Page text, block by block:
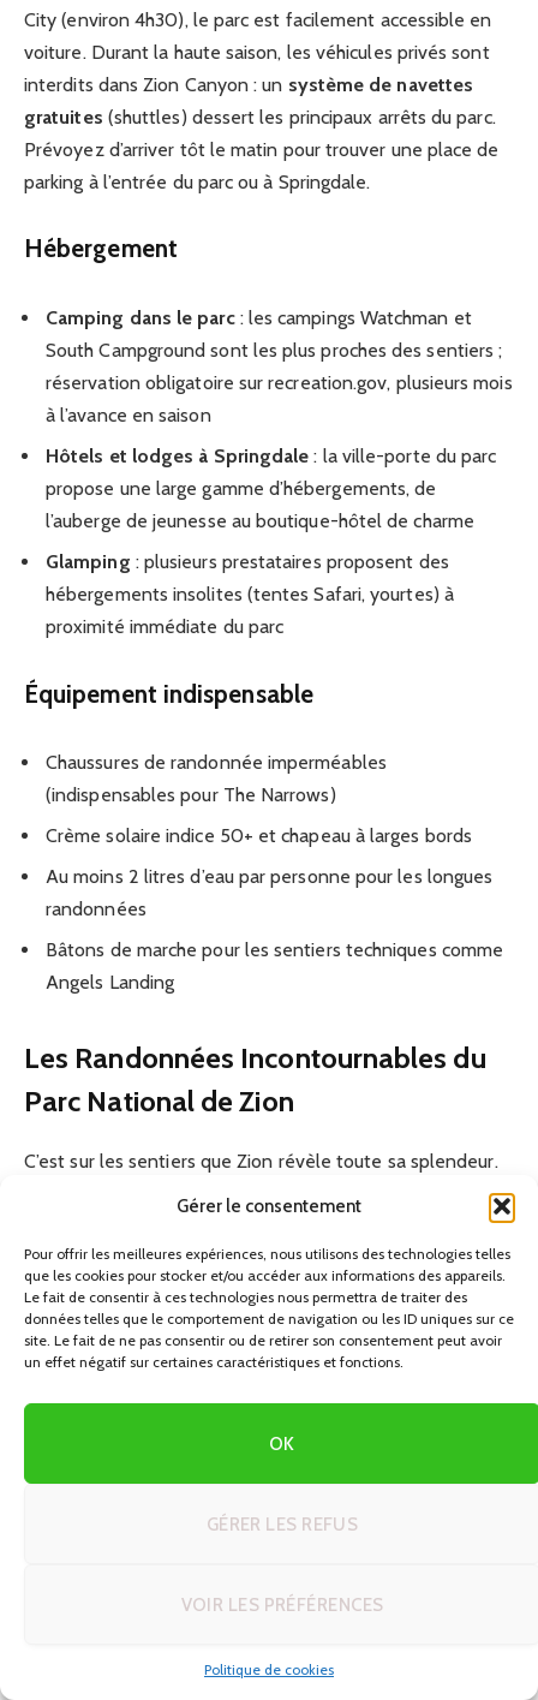
Gérer le consentement
Pour offrir les meilleures expériences, nous utilisons des technologies telles
que les cookies pour stocker et/ou accéder aux informations des appareils.
Le fait de consentir à ces technologies nous permettra de traiter des
données telles que le comportement de navigation ou les ID uniques sur ce
site. Le fait de ne pas consentir ou de retirer son consentement peut avoir
un effet négatif sur certaines caractéristiques et fonctions.
OK
GÉRER LES REFUS
VOIR LES PRÉFÉRENCES
Politique de cookies
City (environ 4h30), le parc est facilement accessible en
voiture. Durant la haute saison, les véhicules privés sont
interdits dans Zion Canyon : un système de navettes
gratuites (shuttles) dessert les principaux arrêts du parc.
Prévoyez d’arriver tôt le matin pour trouver une place de
parking à l’entrée du parc ou à Springdale.
Hébergement
Camping dans le parc: les campings Watchman et
South Campground sont les plus proches des sentiers ;
réservation obligatoire sur recreation.gov, plusieurs mois
à l’avance en saison
Hôtels et lodges à Springdale : la ville-porte du parc
propose une large gamme d’hébergements, de
l’auberge de jeunesse au boutique-hôtel de charme
Glamping : plusieurs prestataires proposent des
hébergements insolites (tentes Safari, yourtes) à
proximité immédiate du parc
Équipement indispensable
Chaussures de randonnée imperméables
(indispensables pour The Narrows)
Crème solaire indice 50+ et chapeau à larges bords
Au moins 2 litres d’eau par personne pour les longues
randonnées
Bâtons de marche pour les sentiers techniques comme
Angels Landing
Les Randonnées Incontournables du
Parc National de Zion
C’est sur les sentiers que Zion révèle toute sa splendeur.
Voici les itinéraires à ne manquer sous aucun prétexte.
Angels Landing — Le Sentier des Sommets
Probablement la randonnée la plus célèbre du parc,
Angels Landing culmine à1 765 mètresd’altitude. Le
comporte une section finale spectaculaire où l’on
progresse en s’aidant de chaînes métalliques ancrées dans
la roche. Depuis 2022, un
obligatoire pour accéder au sommet (tirage au sort sur